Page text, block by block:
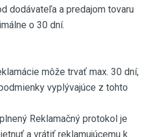
dodávateľa a predajom tovaru
o 30 dní.
môže trvať max. 30 dní,
vyplývajúce z tohto
Reklamačný protokol je
a vrátiť reklamujúcemu k